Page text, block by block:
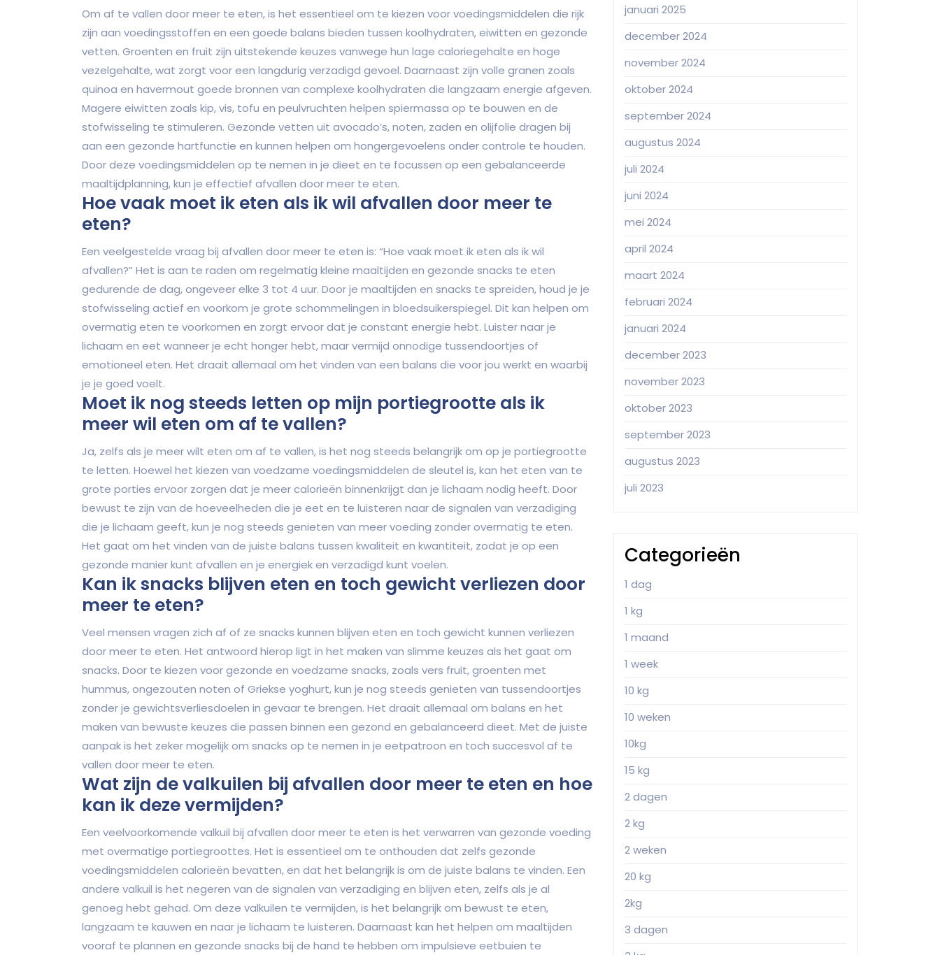
Om af te vallen door meer te eten, is het essentieel om te kiezen voor voedingsmiddelen die rijk
zijn aan voedingsstoffen en een goede balans bieden tussen koolhydraten, eiwitten en gezonde
vetten. Groenten en fruit zijn uitstekende keuzes vanwege hun lage caloriegehalte en hoge
vezelgehalte, wat zorgt voor een langdurig verzadigd gevoel. Daarnaast zijn volle granen zoals
quinoa en havermout goede bronnen van complexe koolhydraten die langzaam energie afgeven.
Magere eiwitten zoals kip, vis, tofu en peulvruchten helpen spiermassa op te bouwen en de
stofwisseling te stimuleren. Gezonde vetten uit avocado’s, noten, zaden en olijfolie dragen bij
aan een gezonde hartfunctie en kunnen helpen om hongergevoelens onder controle te houden.
Door deze voedingsmiddelen op te nemen in je dieet en te focussen op een gebalanceerde
maaltijdplanning, kun je effectief afvallen door meer te eten.
Hoe vaak moet ik eten als ik wil afvallen door meer te
eten?
Een veelgestelde vraag bij afvallen door meer te eten is: “Hoe vaak moet ik eten als ik wil
afvallen?” Het is aan te raden om regelmatig kleine maaltijden en gezonde snacks te eten
gedurende de dag, ongeveer elke 3 tot 4 uur. Door je maaltijden en snacks te spreiden, houd je je
stofwisseling actief en voorkom je grote schommelingen in bloedsuikerspiegel. Dit kan helpen om
overmatig eten te voorkomen en zorgt ervoor dat je constant energie hebt. Luister naar je
lichaam en eet wanneer je echt honger hebt, maar vermijd onnodige tussendoortjes of
emotioneel eten. Het draait allemaal om het vinden van een balans die voor jou werkt en waarbij
je je goed voelt.
Moet ik nog steeds letten op mijn portiegrootte als ik
meer wil eten om af te vallen?
Ja, zelfs als je meer wilt eten om af te vallen, is het nog steeds belangrijk om op je portiegrootte
te letten. Hoewel het kiezen van voedzame voedingsmiddelen de sleutel is, kan het eten van te
grote porties ervoor zorgen dat je meer calorieën binnenkrijgt dan je lichaam nodig heeft. Door
bewust te zijn van de hoeveelheden die je eet en te luisteren naar de signalen van verzadiging
die je lichaam geeft, kun je nog steeds genieten van meer voeding zonder overmatig te eten.
Het gaat om het vinden van de juiste balans tussen kwaliteit en kwantiteit, zodat je op een
gezonde manier kunt afvallen en je energiek en verzadigd kunt voelen.
Kan ik snacks blijven eten en toch gewicht verliezen door
meer te eten?
Veel mensen vragen zich af of ze snacks kunnen blijven eten en toch gewicht kunnen verliezen
door meer te eten. Het antwoord hierop ligt in het maken van slimme keuzes als het gaat om
snacks. Door te kiezen voor gezonde en voedzame snacks, zoals vers fruit, groenten met
hummus, ongezouten noten of Griekse yoghurt, kun je nog steeds genieten van tussendoortjes
zonder je gewichtsverliesdoelen in gevaar te brengen. Het draait allemaal om balans en het
maken van bewuste keuzes die passen binnen een gezond en gebalanceerd dieet. Met de juiste
aanpak is het zeker mogelijk om snacks op te nemen in je eetpatroon en toch succesvol af te
vallen door meer te eten.
Wat zijn de valkuilen bij afvallen door meer te eten en hoe
kan ik deze vermijden?
Een veelvoorkomende valkuil bij afvallen door meer te eten is het verwarren van gezonde voeding
met overmatige portiegroottes. Het is essentieel om te onthouden dat zelfs gezonde
voedingsmiddelen calorieën bevatten, en dat het belangrijk is om de juiste balans te vinden. Een
andere valkuil is het negeren van de signalen van verzadiging en blijven eten, zelfs als je al
genoeg hebt gehad. Om deze valkuilen te vermijden, is het belangrijk om bewust te eten,
langzaam te kauwen en naar je lichaam te luisteren. Daarnaast kan het helpen om maaltijden
vooraf te plannen en gezonde snacks bij de hand te hebben om impulsieve eetbuien te
januari 2025
december 2024
november 2024
oktober 2024
september 2024
augustus 2024
juli 2024
juni 2024
mei 2024
april 2024
maart 2024
februari 2024
januari 2024
december 2023
november 2023
oktober 2023
september 2023
augustus 2023
juli 2023
Categorieën
1 dag
1 kg
1 maand
1 week
10 kg
10 weken
10kg
15 kg
2 dagen
2 kg
2 weken
20 kg
2kg
3 dagen